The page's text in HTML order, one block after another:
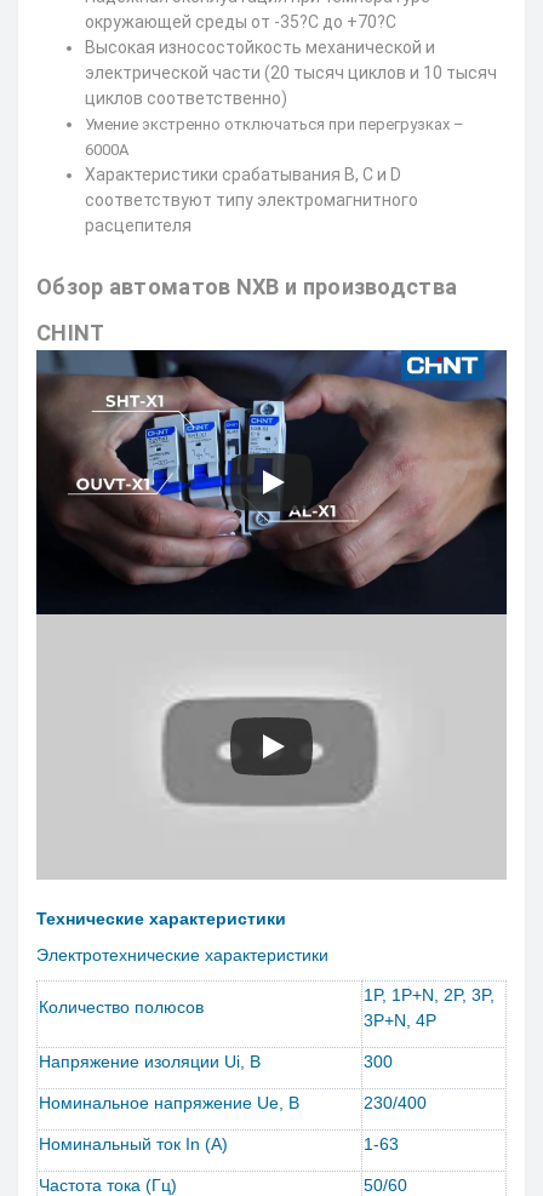
окружающей среды от -35?С до +70?С
Высокая износостойкость механической и
электрической части (20 тысяч циклов и 10 тысяч
циклов соответственно)
Умение экстренно отключаться при перегрузках –
6000А
Характеристики срабатывания B, C и D
соответствуют типу электромагнитного
расцепителя
Обзор автоматов NXB и производства
CHINT
Технические характеристики
Электротехнические характеристики
Количество полюсов
1P, 1P+N, 2P, 3P,
3P+N, 4P
Напряжение изоляции Ui, B 300
Номинальное напряжение Ue, B 230/400
Номинальный ток In (А) 1-63
Частота тока (Гц) 50/60